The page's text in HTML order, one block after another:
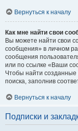
Вернуться к началу
Как мне найти свои
Вы можете найти свои
сообщения» в личном
сообщения
или по ссылке «Ваши
Чтобы найти созданные
поиска, заполнив
Вернуться к началу
Подписки и